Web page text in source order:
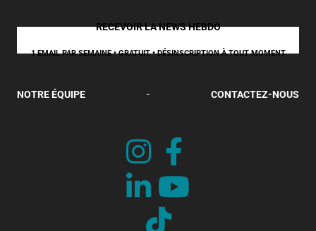
RECEVOIR LA NEWS HEBDO
1 EMAIL PAR SEMAINE • GRATUIT • DÉSINSCRIPTION À TOUT MOMENT
NOTRE ÉQUIPE - CONTACTEZ-NOUS